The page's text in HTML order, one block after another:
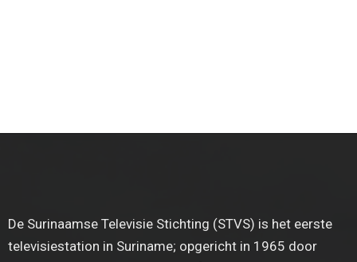
De Surinaamse Televisie Stichting (STVS) is het eerste
televisiestation in Suriname; opgericht in 1965 door